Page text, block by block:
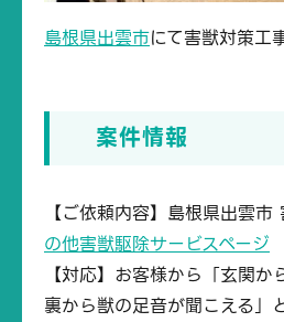
島根県出雲市にて害獣対策工
案件情報
【ご依頼内容】島根県出雲
の他害獣駆除サービスページ
【対応】お客様から「玄関
裏から獣の足音が聞こえる」